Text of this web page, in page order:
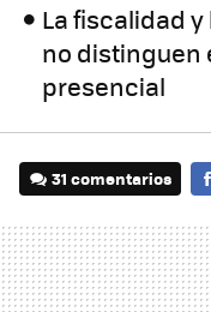
La fiscalidad
no distinguen
presencial
31 comentarios